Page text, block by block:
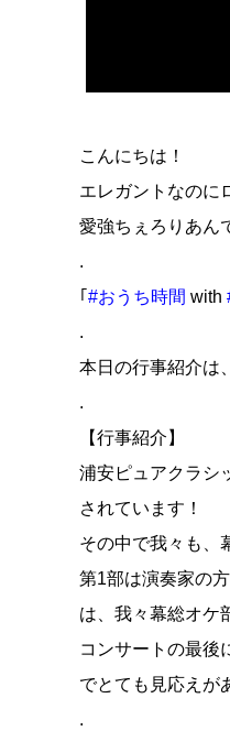
こんにちは！
エレガントなのに
愛強ちぇろりあ
.
｢ #おうち時間 with
.
本日の行事紹介は
.
【行事紹介】
浦安ピュアクラシ
されています！
その中で我々も、
第1部は演奏家の
は、我々幕総オケ
コンサートの最後
でとても見応えが
.